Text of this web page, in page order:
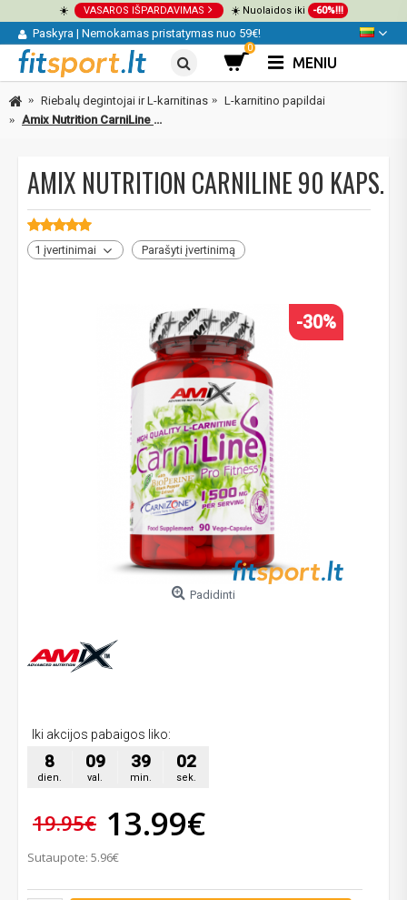
☀️ VASAROS IŠPARDAVIMAS ☀️ Nuolaidos iki -60%!!!
Paskyra | Nemokamas pristatymas nuo 59€!
0
MENIU
Riebalų degintojai ir L-karnitinas
L-karnitino papildai
Amix Nutrition CarniLine 90 kaps.
AMIX NUTRITION CARNILINE 90 KAPS.
1 įvertinimai Parašyti įvertinimą
-30%
Padidinti
Iki akcijos pabaigos liko:
8
dien.
09
val.
39
min.
01
sek.
19.95€ 13.99€
Sutaupote: 5.96€